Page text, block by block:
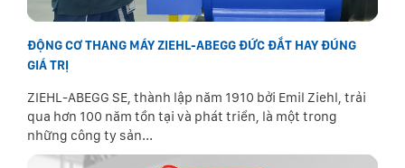
ĐỘNG CƠ THANG MÁY ZIEHL-ABEGG ĐỨC ĐẮT HAY ĐÚNG
GIÁ TRỊ
ZIEHL-ABEGG SE, thành lập năm 1910 bởi Emil Ziehl, trải
qua hơn 100 năm tồn tại và phát triển, là một trong
những công ty sản...